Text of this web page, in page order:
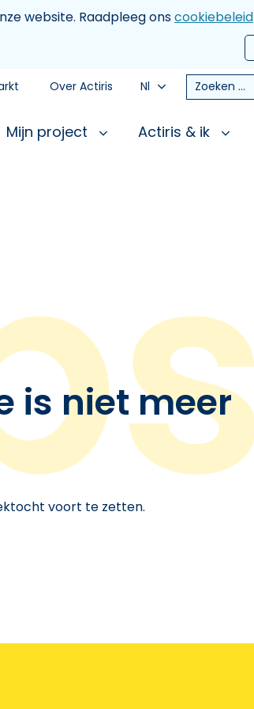
website. Raadpleeg onscookiebeleid
Over Actiris Nl Zoeken
Mijn project Actiris & ik
is niet meer
voort te zetten.